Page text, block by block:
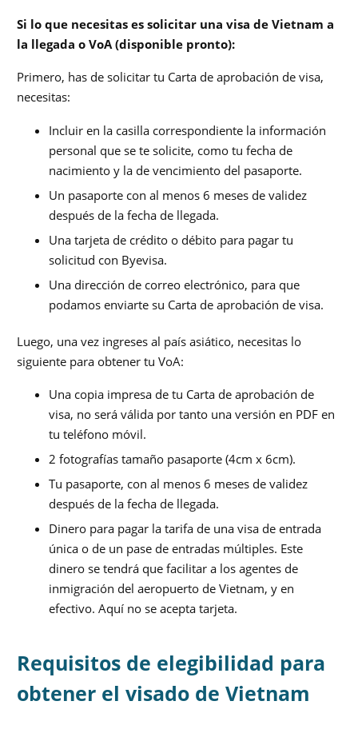
Si lo que necesitas es solicitar una visa de Vietnam a
la llegada o VoA (disponible pronto):
Primero, has de solicitar tu Carta de aprobación de visa,
necesitas:
Incluir en la casilla correspondiente la información
personal que se te solicite, como tu fecha de
nacimiento y la de vencimiento del pasaporte.
Un pasaporte con al menos 6 meses de validez
después de la fecha de llegada.
Una tarjeta de crédito o débito para pagar tu
solicitud con Byevisa.
Una dirección de correo electrónico, para que
podamos enviarte su Carta de aprobación de visa.
Luego, una vez ingreses al país asiático, necesitas lo
siguiente para obtener tu VoA:
Una copia impresa de tu Carta de aprobación de
visa, no será válida por tanto una versión en PDF en
tu teléfono móvil.
2 fotografías tamaño pasaporte (4cm x 6cm).
Tu pasaporte, con al menos 6 meses de validez
después de la fecha de llegada.
Dinero para pagar la tarifa de una visa de entrada
única o de un pase de entradas múltiples. Este
dinero se tendrá que facilitar a los agentes de
inmigración del aeropuerto de Vietnam, y en
efectivo. Aquí no se acepta tarjeta.
Requisitos de elegibilidad para
obtener el visado de Vietnam